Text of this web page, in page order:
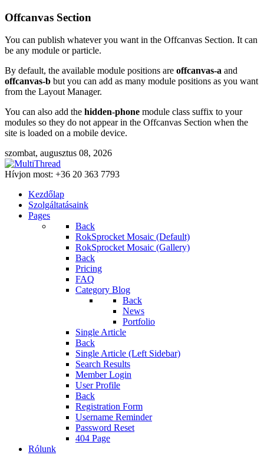
Offcanvas Section
You can publish whatever you want in the Offcanvas Section. It can
be any module or particle.
By default, the available module positions are offcanvas-a and
offcanvas-b but you can add as many module positions as you want
from the Layout Manager.
You can also add the hidden-phone module class suffix to your
modules so they do not appear in the Offcanvas Section when the
site is loaded on a mobile device.
szombat, augusztus 08, 2026
Hívjon most: +36 20 363 7793
Kezdőlap
Szolgáltatásaink
Pages
Back
RokSprocket Mosaic (Default)
RokSprocket Mosaic (Gallery)
Back
Pricing
FAQ
Category Blog
Back
News
Portfolio
Single Article
Back
Single Article (Left Sidebar)
Search Results
Member Login
User Profile
Back
Registration Form
Username Reminder
Password Reset
404 Page
Rólunk